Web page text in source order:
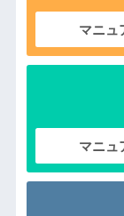
マニュ
マニュ